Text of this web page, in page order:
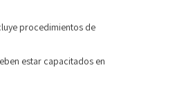
procedimientos de
estar capacitados en